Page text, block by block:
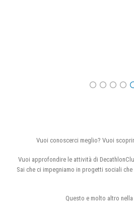
Vuoi conoscerci meglio? Vuoi
Vuoi approfondire le attività di
Sai che ci impegniamo in progetti sociali
Questo e molto altro